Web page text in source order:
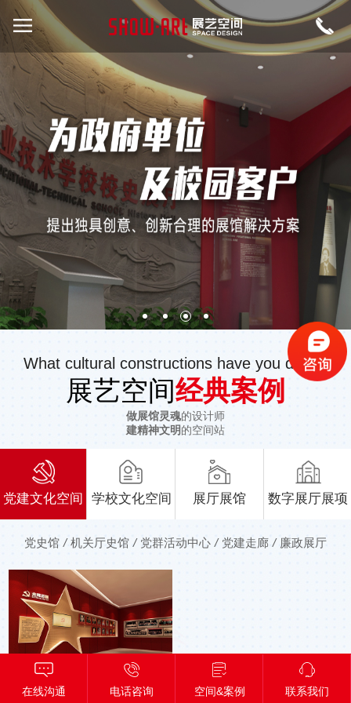
What cultural constructions have you done?
展艺空间经典案例
做展馆灵魂的设计师
建精神文明的空间站
党建文化空间 学校文化空间 展厅展馆 数字展厅展项
党史馆 / 机关厅史馆 / 党群活动中心 / 党建走廊 / 廉政展厅
红安经开展示厅
在线沟通 电话咨询 空间&案例 联系我们